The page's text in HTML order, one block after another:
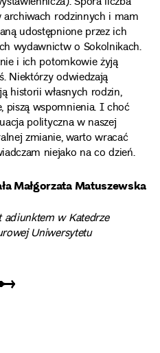
rodzinnych i mam
udostępnione przez ich
wydawnictw o Sokolnikach.
i ich potomkowie żyją
Niektórzy odwiedzają
historii własnych rodzin,
piszą wspomnienia. I choć
polityczna w naszej
zmianie, warto wracać
niejako na co dzień.
Małgorzata Matuszewska
adiunktem w Katedrze
Uniwersytetu
➸